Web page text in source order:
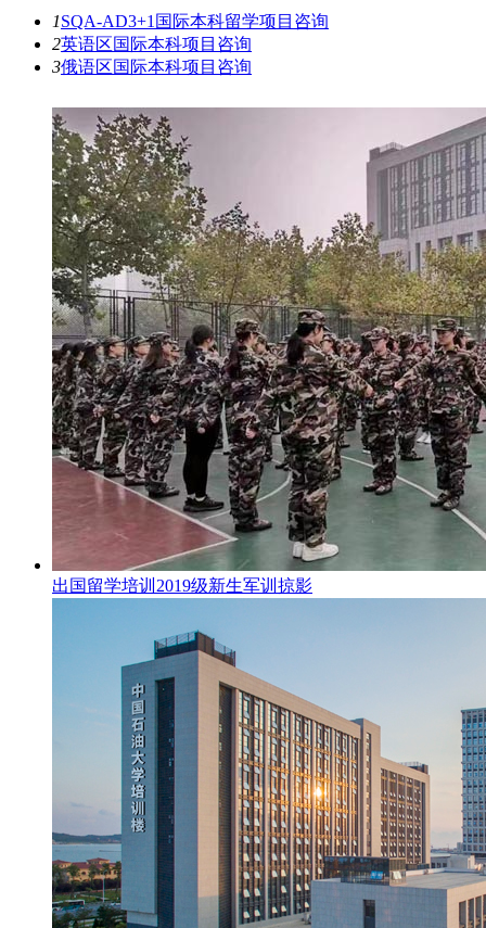
1SQA-AD3+1国际本科留学项目 咨询
2英语区国际本科项目 咨询
3俄语区国际本科项目 咨询
出国留学培训2019级新生军训掠影